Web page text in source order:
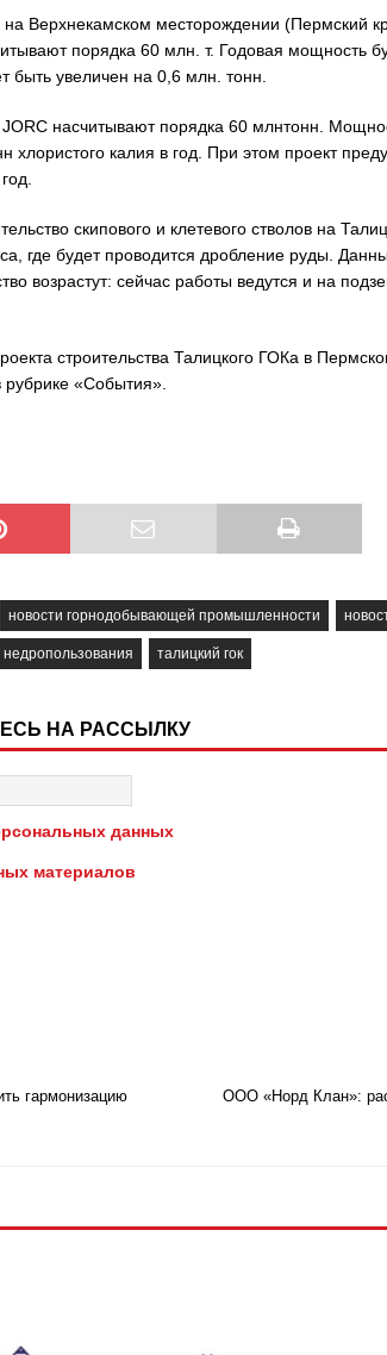
Верхнекамском месторождении (Пермский
порядка 60 млн. т. Годовая мощность
быть увеличен на 0,6 млн. тонн.
JORC насчитывают порядка 60 млнтонн.
хлористого калия в год. При этом проект
скипового и клетевого стволов на
где будет проводится дробление руды.
возрастут: сейчас работы ведутся и на
строительства Талицкого ГОКа в
«События».
новости горнодобывающей промышленности
недропользования талицкий гок
НА РАССЫЛКУ
данных
материалов
гармонизацию
ООО «Норд Клан»: